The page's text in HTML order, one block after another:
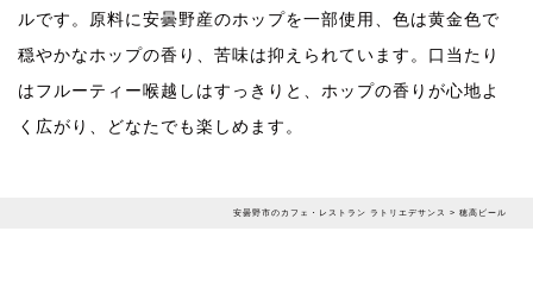
ルです。原料に安曇野産のホップを一部使用、色は黄金色で
穏やかなホップの香り、苦味は抑えられています。口当たり
はフルーティー喉越しはすっきりと、ホップの香りが心地よ
く広がり、どなたでも楽しめます。
安曇野市のカフェ・レストラン ラトリエデサンス > 穂高ビール